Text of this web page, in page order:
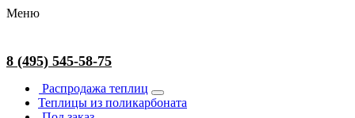
Меню
8 (495) 545-58-75
Распродажа теплиц
Теплицы из поликарбоната